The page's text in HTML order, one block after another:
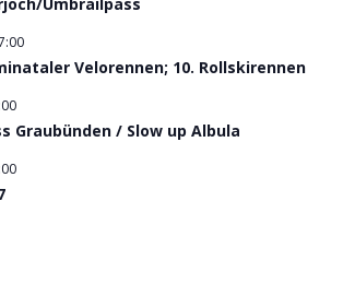
Velorennen; 10. Rollskirennen
Graubünden / Slow up Albula